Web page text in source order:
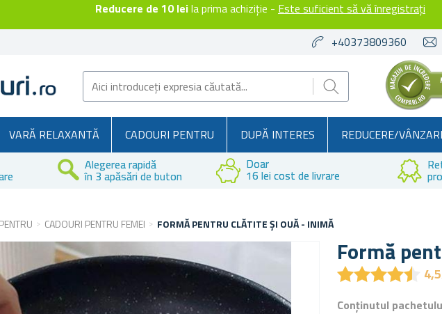
Reducere de 10 leila prima achiziție - Este suficient să vă înregistrați
+40373809360
VARĂ RELAXANTĂ CADOURI PENTRU DUPĂ INTERES REDUCERE/
Alegerea rapidă
în 3 apăsări de buton
Doar
16 lei cost de livrare
CADOURI PENTRU FEMEI FORMĂ PENTRU CLĂTITE ȘI OUĂ - INIMĂ
Formă
★★★★★
★★★★★
Conținutul